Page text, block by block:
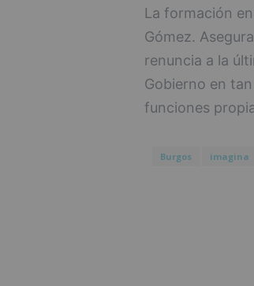
La formación
Gómez.
renuncia a la
Gobierno en
funciones
Burgos imagina